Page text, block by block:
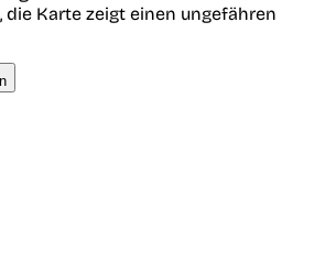
die Karte zeigt einen ungefähren